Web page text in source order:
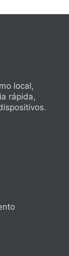
local,
rápida,